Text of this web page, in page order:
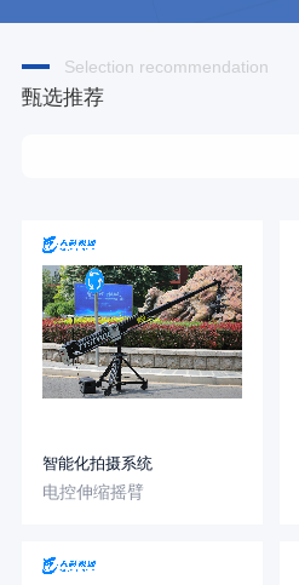
Selection recommendation
甄选推荐
智能化拍摄系统
电控伸缩摇臂